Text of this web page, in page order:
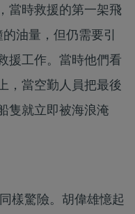
當時救援的第一架飛
油量，但仍需要引
援工作。當時他們看
，當空勤人員把最後
隻就立即被海浪淹
樣驚險。胡偉雄憶起